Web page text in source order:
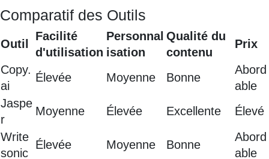
Comparatif des Outils
Outil
Facilité
d'utilisation
Personnal
isation
Qualité du
contenu
Prix
Copy.
ai
Élevée Moyenne Bonne
Abord
able
Jaspe
r
Moyenne Élevée Excellente
Élevé
Write
sonic
Élevée Moyenne Bonne
Abord
able